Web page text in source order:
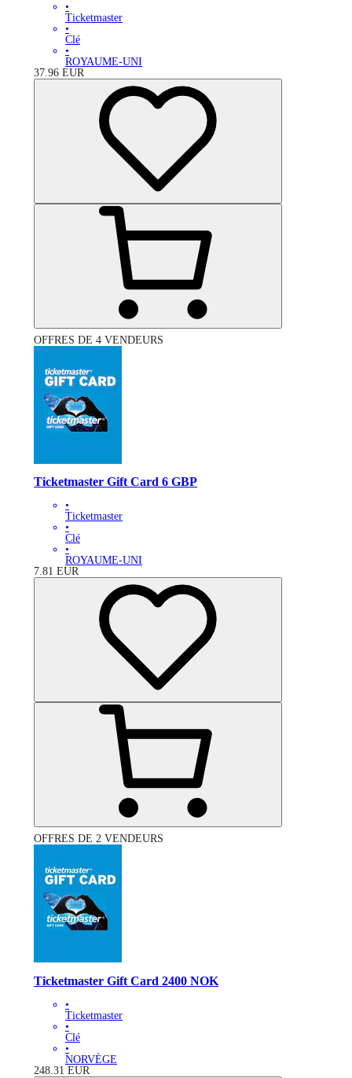
•
Ticketmaster
•
Clé
•
ROYAUME-UNI
37.96 EUR
OFFRES DE 4 VENDEURS
Ticketmaster Gift Card 6 GBP
•
Ticketmaster
•
Clé
•
ROYAUME-UNI
7.81 EUR
OFFRES DE 2 VENDEURS
Ticketmaster Gift Card 2400 NOK
•
Ticketmaster
•
Clé
•
NORVÈGE
248.31 EUR